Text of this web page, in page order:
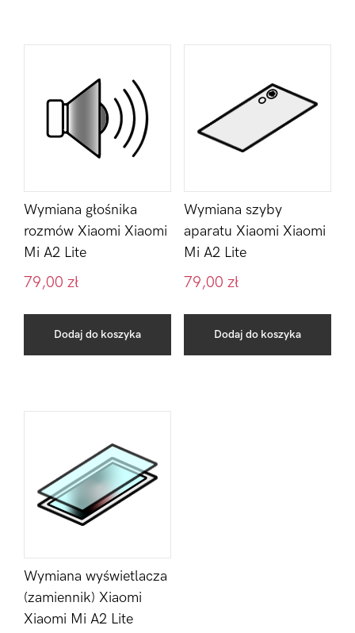
Wymiana głośnika
rozmów Xiaomi Xiaomi
Mi A2 Lite
79,00 zł
Dodaj do koszyka
Wymiana szyby
aparatu Xiaomi Xiaomi
Mi A2 Lite
79,00 zł
Dodaj do koszyka
Wymiana wyświetlacza
(zamiennik) Xiaomi
Xiaomi Mi A2 Lite